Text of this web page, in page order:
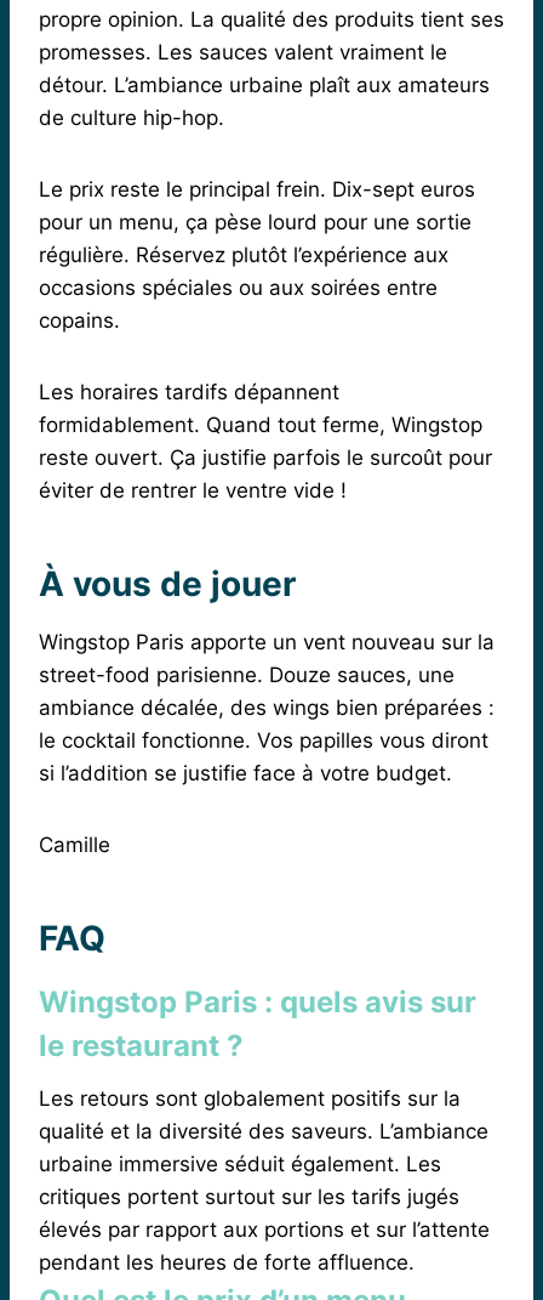
propre opinion. La qualité des produits tient ses
promesses. Les sauces valent vraiment le
détour. L’ambiance urbaine plaît aux amateurs
de culture hip-hop.
Le prix reste le principal frein. Dix-sept euros
pour un menu, ça pèse lourd pour une sortie
régulière. Réservez plutôt l’expérience aux
occasions spéciales ou aux soirées entre
copains.
Les horaires tardifs dépannent
formidablement. Quand tout ferme, Wingstop
reste ouvert. Ça justifie parfois le surcoût pour
éviter de rentrer le ventre vide !
À vous de jouer
Wingstop Paris apporte un vent nouveau sur la
street-food parisienne. Douze sauces, une
ambiance décalée, des wings bien préparées :
le cocktail fonctionne. Vos papilles vous diront
si l’addition se justifie face à votre budget.
Camille
FAQ
Wingstop Paris : quels avis sur
le restaurant ?
Les retours sont globalement positifs sur la
qualité et la diversité des saveurs. L’ambiance
urbaine immersive séduit également. Les
critiques portent surtout sur les tarifs jugés
élevés par rapport aux portions et sur l’attente
pendant les heures de forte affluence.